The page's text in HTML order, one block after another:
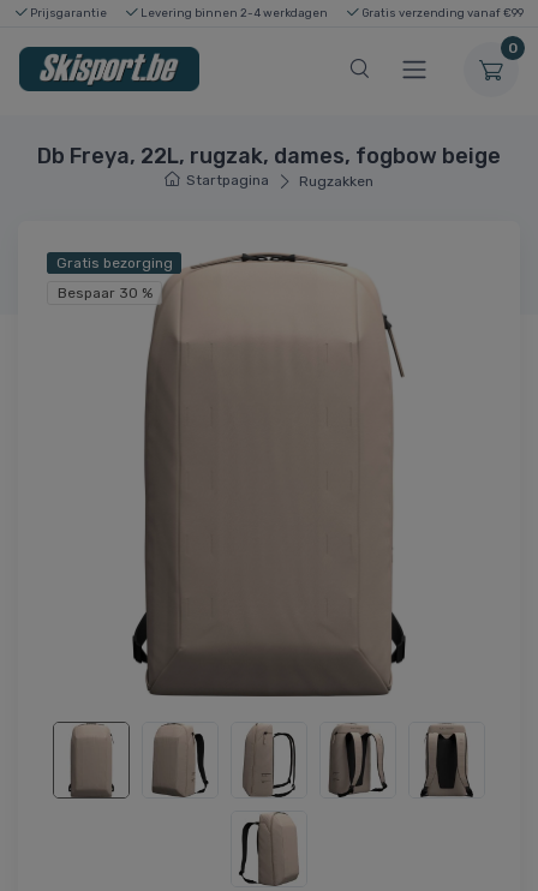
Prijsgarantie Levering binnen 2-4 werkdagen Gratis verzending vanaf €99
0
Db Freya, 22L, rugzak, dames, fogbow beige
Startpagina Rugzakken
Gratis bezorging
Bespaar 30 %